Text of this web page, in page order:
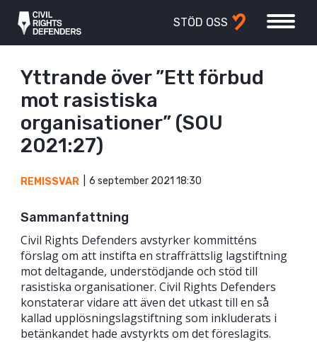
STÖD OSS
Yttrande över ”Ett förbud
mot rasistiska
organisationer” (SOU
2021:27)
REMISSVAR 6 september 2021 18:30
Sammanfattning
Civil Rights Defenders avstyrker kommitténs
förslag om att instifta en straffrättslig lagstiftning
mot deltagande, understödjande och stöd till
rasistiska organisationer. Civil Rights Defenders
konstaterar vidare att även det utkast till en så
kallad upplösningslagstiftning som inkluderats i
betänkandet hade avstyrkts om det föreslagits.